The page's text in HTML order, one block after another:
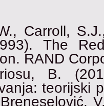
Carroll,
The
RAND
B.
teorijski